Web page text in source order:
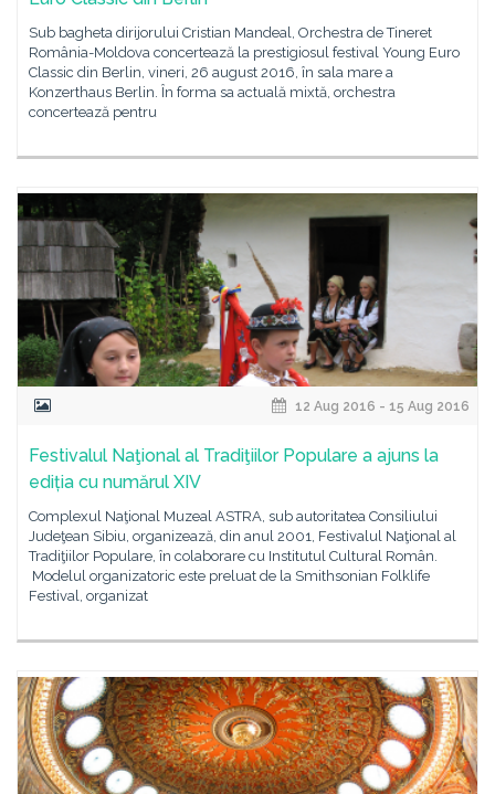
Sub bagheta dirijorului Cristian Mandeal, Orchestra de Tineret
România-Moldova concertează la prestigiosul festival Young Euro
Classic din Berlin, vineri, 26 august 2016, în sala mare a
Konzerthaus Berlin. În forma sa actuală mixtă, orchestra
concertează pentru
12 Aug 2016 - 15 Aug 2016
Festivalul Naţional al Tradiţiilor Populare a ajuns la
ediția cu numărul XIV
Complexul Naţional Muzeal ASTRA, sub autoritatea Consiliului
Judeţean Sibiu, organizează, din anul 2001, Festivalul Naţional al
Tradiţiilor Populare, în colaborare cu Institutul Cultural Român.
Modelul organizatoric este preluat de la Smithsonian Folklife
Festival, organizat